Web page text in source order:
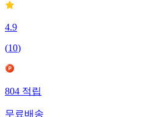
4.9
(10)
804 적립
무료배송